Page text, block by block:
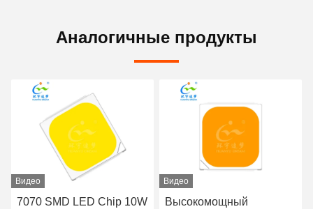
Аналогичные продукты
Видео
7070 SMD LED Chip 10W
Видео
Высокомощный